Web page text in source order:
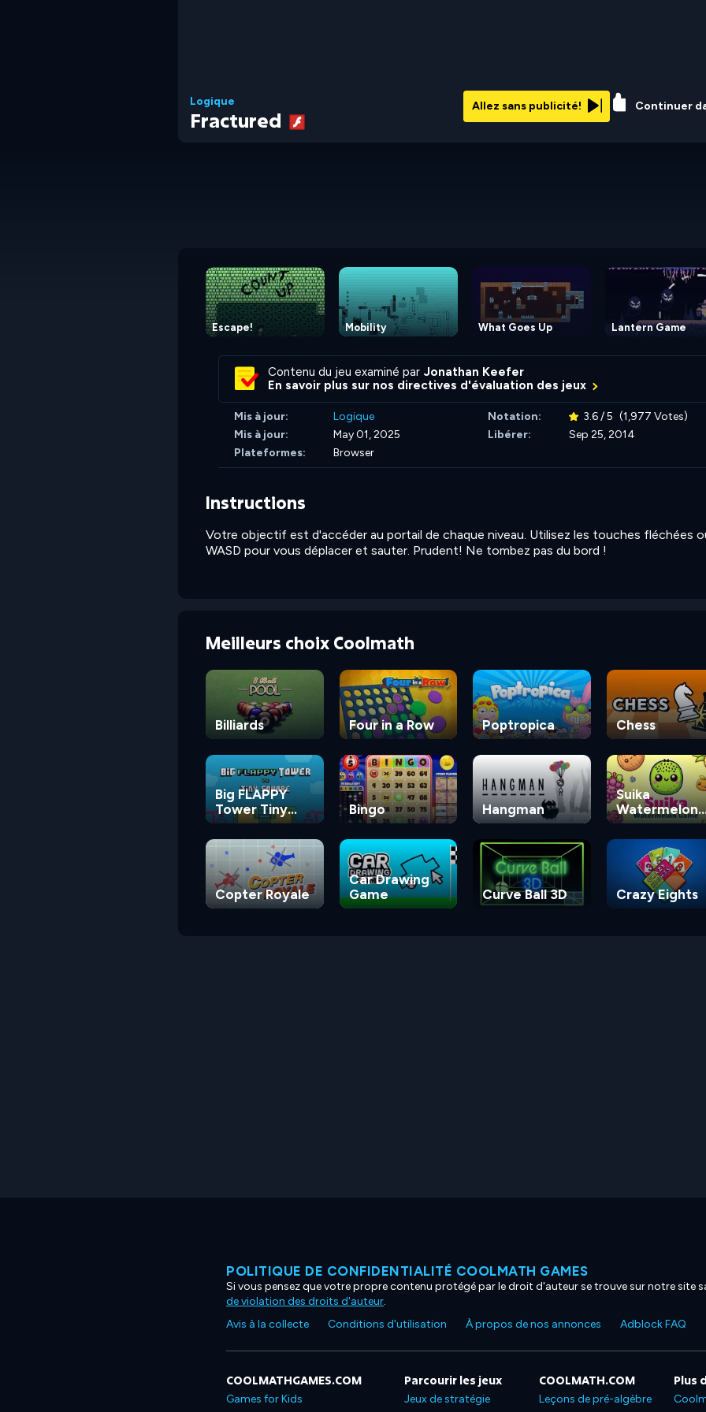
Continuer
Allez sans publicité!
Logique 67%
Fractured
Escape! Mobility What Goes Up Lantern Game
Contenu du jeu examiné par Jonathan Keefer
En savoir plus sur nos directives d'évaluation des jeux
Mis à jour: Logique Notation: 3.6 / 5 (1,977 Votes)
Mis à jour:
May 01, 2025 Libérer:
Sep 25, 2014
Plateformes:
Browser
Instructions
Votre objectif est d'accéder au portail de chaque niveau. Utilisez les touches fléchées
WASD pour vous déplacer et sauter. Prudent! Ne tombez pas du bord !
Meilleurs choix Coolmath
Billiards Four in a Row Poptropica Chess
Big FLAPPY
Tower Tiny
Square
Bingo Hangman
Suika
Watermelon
Game
Copter Royale
Car Drawing
Game
Curve Ball 3D Crazy Eights
POLITIQUE DE CONFIDENTIALITÉ COOLMATH GAMES
Si vous pensez que votre propre contenu protégé par le droit d'auteur se trouve sur notre site
de violation des droits d'auteur.
Avis à la collecte
Conditions d'utilisation À propos de nos annonces Adblock FAQ
COOLMATHGAMES.COM
Games for Kids
Parcourir les jeux
Jeux de stratégie
COOLMATH.COM
Leçons de pré-algèbre
Plus